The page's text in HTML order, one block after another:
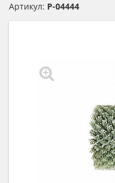
Артикул: P-04444